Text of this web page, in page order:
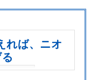
れば、ニオ